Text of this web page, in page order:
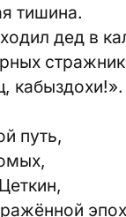
тишина.
дед в
кабыздохи!».
путь,